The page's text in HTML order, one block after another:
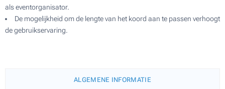
als eventorganisator.
De mogelijkheid om de lengte van het koord aan te passen verhoogt
de gebruikservaring.
ALGEMENE INFORMATIE